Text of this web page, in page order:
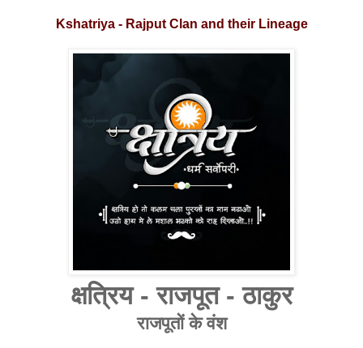
Kshatriya - Rajput Clan and their Lineage
क्षत्रिय - राजपूत - ठाकुर
राजपूतों के वंश